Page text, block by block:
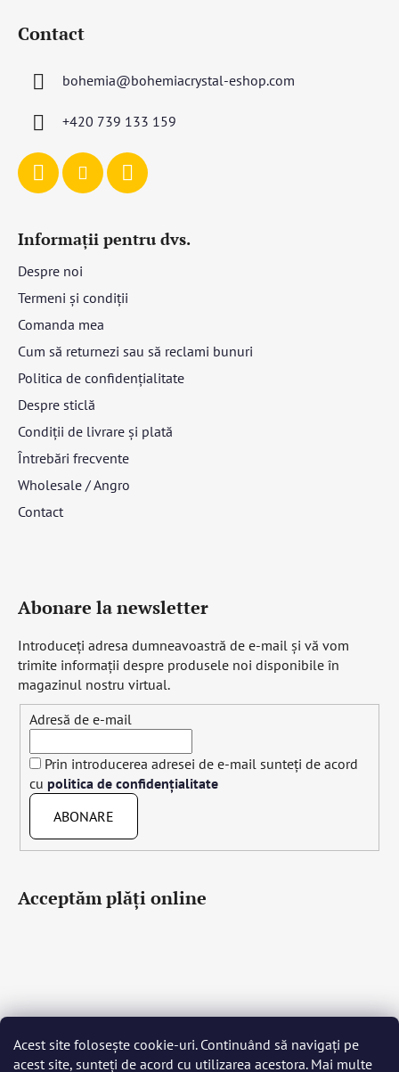
Acest site folosește cookie-uri. Continuând să navigați pe
acest site, sunteți de acord cu utilizarea acestora. Mai multe
Contact
bohemia@bohemiacrystal-eshop.com
+420 739 133 159
Informații pentru dvs.
Despre noi
Termeni și condiții
Comanda mea
Cum să returnezi sau să reclami bunuri
Politica de confidențialitate
Despre sticlă
Condiții de livrare și plată
Întrebări frecvente
Wholesale / Angro
Contact
Abonare la newsletter
Introduceţi adresa dumneavoastră de e-mail şi vă vom
trimite informaţii despre produsele noi disponibile în
magazinul nostru virtual.
Adresă de e-mail
Prin introducerea adresei de e-mail sunteți de acord
cu politica de confidențialitate
ABONARE
Acceptăm plăţi online
Čeština Slovenčina English Deutsch Magyar
Język polski
Română Italiano Español Français